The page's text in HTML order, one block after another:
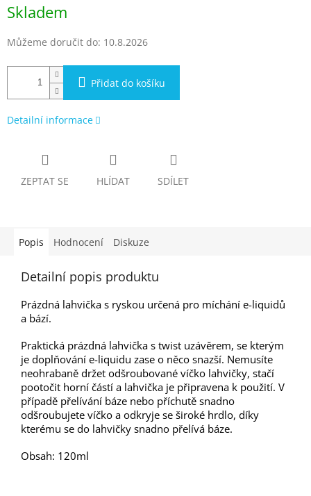
cena:
Skladem
Můžeme doručit do: 10.8.2026
Přidat do košíku
Detailní informace
ZEPTAT SE HLÍDAT SDÍLET
Popis Hodnocení Diskuze
Detailní popis produktu
Prázdná lahvička s ryskou určená pro míchání e-liquidů
a bází.
Praktická prázdná lahvička s twist uzávěrem, se kterým
je doplňování e-liquidu zase o něco snazší. Nemusíte
neohrabaně držet odšroubované víčko lahvičky, stačí
pootočit horní částí a lahvička je připravena k použití. V
případě přelívání báze nebo příchutě snadno
odšroubujete víčko a odkryje se široké hrdlo, díky
kterému se do lahvičky snadno přelívá báze.
Obsah: 120ml